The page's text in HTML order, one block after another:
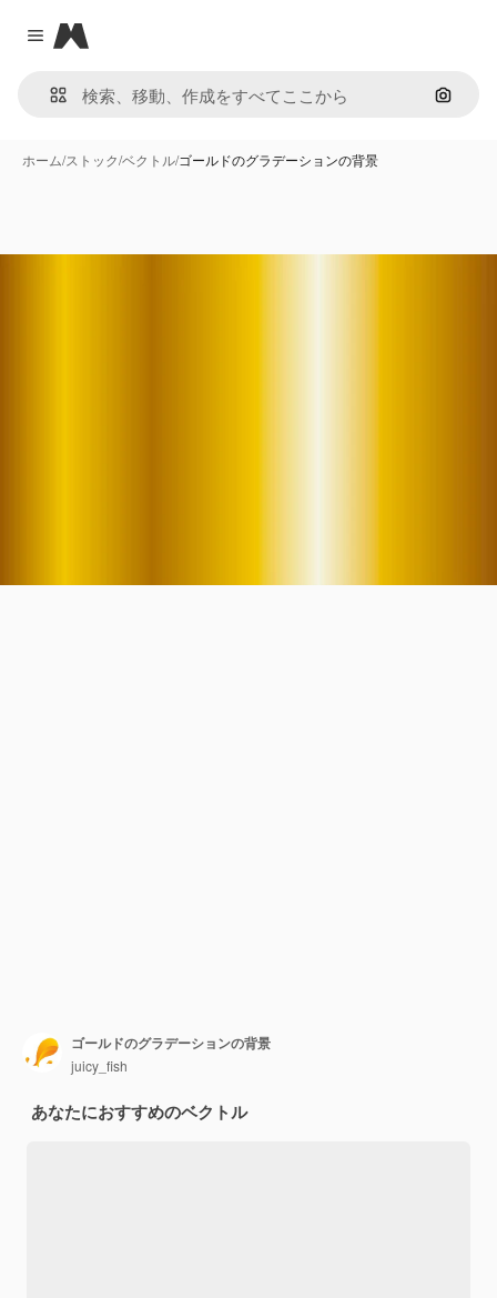
Close menu
Magnific
画像で
ホーム/ストック/ベクトル/ゴールドのグラデーションの背景
ゴールドのグラデーションの背景
juicy_fish
あなたにおすすめのベクトル